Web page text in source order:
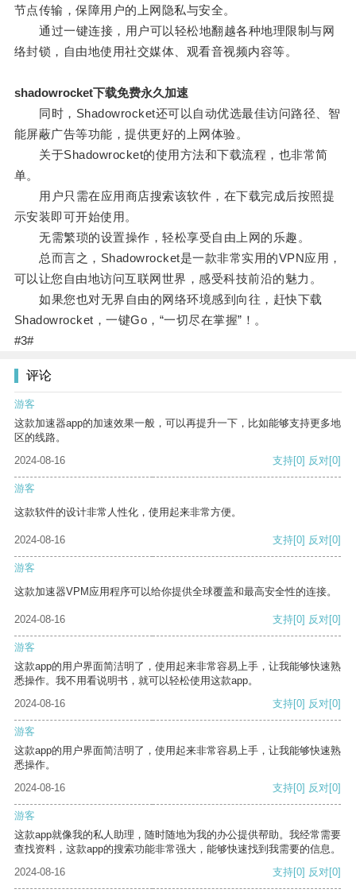
节点传输，保障用户的上网隐私与安全。
通过一键连接，用户可以轻松地翻越各种地理限制与网
络封锁，自由地使用社交媒体、观看音视频内容等。
shadowrocket下载免费永久加速
同时，Shadowrocket还可以自动优选最佳访问路径、智
能屏蔽广告等功能，提供更好的上网体验。
关于Shadowrocket的使用方法和下载流程，也非常简
单。
用户只需在应用商店搜索该软件，在下载完成后按照提
示安装即可开始使用。
无需繁琐的设置操作，轻松享受自由上网的乐趣。
总而言之，Shadowrocket是一款非常实用的VPN应用，
可以让您自由地访问互联网世界，感受科技前沿的魅力。
如果您也对无界自由的网络环境感到向往，赶快下载
Shadowrocket，一键Go，“一切尽在掌握”！。
#3#
评论
游客
这款加速器app的加速效果一般，可以再提升一下，比如能够支持更多地
区的线路。
2024-08-16
支持[0] 反对[0]
游客
这款软件的设计非常人性化，使用起来非常方便。
2024-08-16 支持[0] 反对[0]
游客
这款加速器VPM应用程序可以给你提供全球覆盖和最高安全性的连接。
2024-08-16 支持[0] 反对[0]
游客
这款app的用户界面简洁明了，使用起来非常容易上手，让我能够快速熟
悉操作。我不用看说明书，就可以轻松使用这款app。
2024-08-16
支持[0] 反对[0]
游客
这款app的用户界面简洁明了，使用起来非常容易上手，让我能够快速熟
悉操作。
2024-08-16
支持[0] 反对[0]
游客
这款app就像我的私人助理，随时随地为我的办公提供帮助。我经常需要
查找资料，这款app的搜索功能非常强大，能够快速找到我需要的信息。
2024-08-16
支持[0] 反对[0]